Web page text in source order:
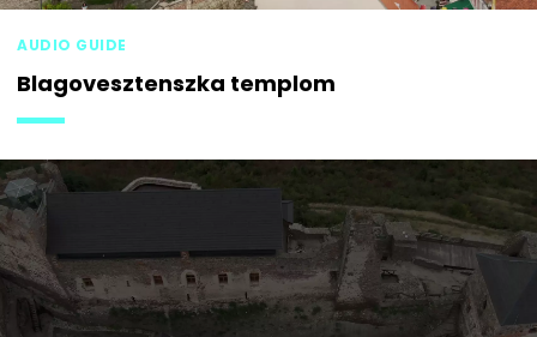
AUDIO GUIDE
Blagovesztenszka templom